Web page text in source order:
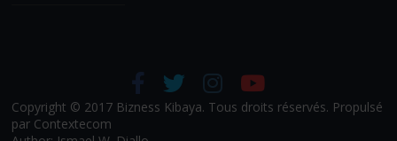
Copyright © 2017 Bizness Kibaya. Tous droits réservés. Propulsé
par Contextecom